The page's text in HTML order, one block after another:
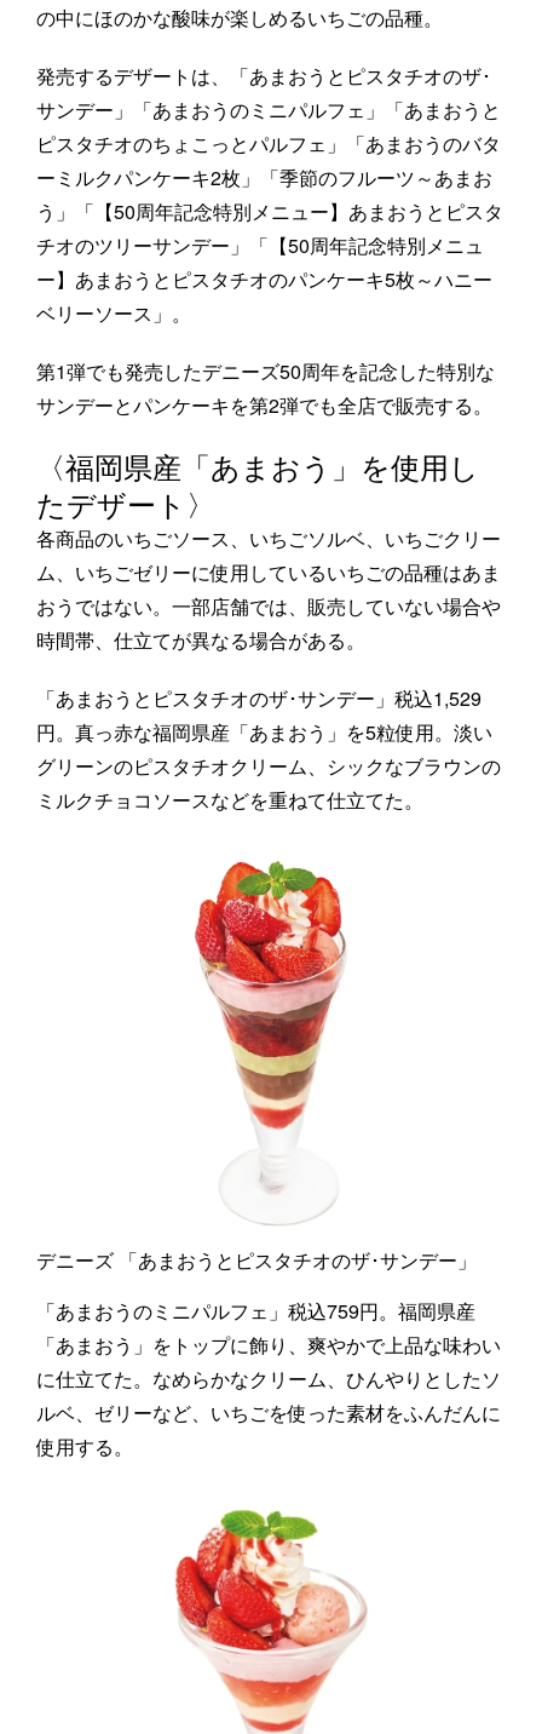
の中にほのかな酸味が楽しめるいちごの品種。
発売するデザートは、「あまおうとピスタチオのザ･
サンデー」「あまおうのミニパルフェ」「あまおうと
ピスタチオのちょこっとパルフェ」「あまおうのバタ
ーミルクパンケーキ2枚」「季節のフルーツ～あまお
う」「【50周年記念特別メニュー】あまおうとピスタ
チオのツリーサンデー」「【50周年記念特別メニュ
ー】あまおうとピスタチオのパンケーキ5枚～ハニー
ベリーソース」。
第1弾でも発売したデニーズ50周年を記念した特別な
サンデーとパンケーキを第2弾でも全店で販売する。
〈福岡県産「あまおう」を使用し
たデザート〉
各商品のいちごソース、いちごソルベ、いちごクリー
ム、いちごゼリーに使用しているいちごの品種はあま
おうではない。一部店舗では、販売していない場合や
時間帯、仕立てが異なる場合がある。
「あまおうとピスタチオのザ･サンデー」税込1,529
円。真っ赤な福岡県産「あまおう」を5粒使用。淡い
グリーンのピスタチオクリーム、シックなブラウンの
ミルクチョコソースなどを重ねて仕立てた。
デニーズ 「あまおうとピスタチオのザ･サンデー」
「あまおうのミニパルフェ」税込759円。福岡県産
「あまおう」をトップに飾り、爽やかで上品な味わい
に仕立てた。なめらかなクリーム、ひんやりとしたソ
ルベ、ゼリーなど、いちごを使った素材をふんだんに
使用する。